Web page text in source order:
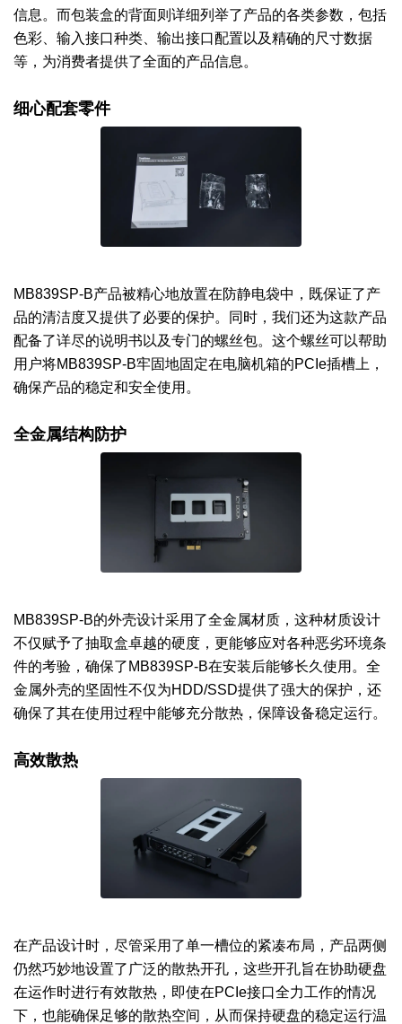
信息。而包装盒的背面则详细列举了产品的各类参数，包括
色彩、输入接口种类、输出接口配置以及精确的尺寸数据
等，为消费者提供了全面的产品信息。
细心配套零件
MB839SP-B产品被精心地放置在防静电袋中，既保证了产
品的清洁度又提供了必要的保护。同时，我们还为这款产品
配备了详尽的说明书以及专门的螺丝包。这个螺丝可以帮助
用户将MB839SP-B牢固地固定在电脑机箱的PCIe插槽上，
确保产品的稳定和安全使用。
全金属结构防护
MB839SP-B的外壳设计采用了全金属材质，这种材质设计
不仅赋予了抽取盒卓越的硬度，更能够应对各种恶劣环境条
件的考验，确保了MB839SP-B在安装后能够长久使用。全
金属外壳的坚固性不仅为HDD/SSD提供了强大的保护，还
确保了其在使用过程中能够充分散热，保障设备稳定运行。
高效散热
在产品设计时，尽管采用了单一槽位的紧凑布局，产品两侧
仍然巧妙地设置了广泛的散热开孔，这些开孔旨在协助硬盘
在运作时进行有效散热，即使在PCIe接口全力工作的情况
下，也能确保足够的散热空间，从而保持硬盘的稳定运行温